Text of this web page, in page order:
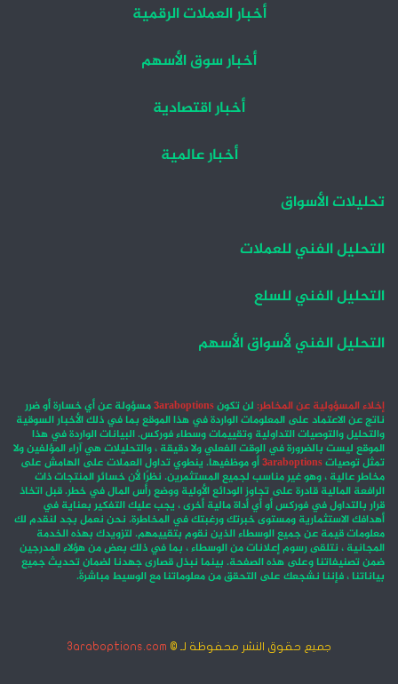
أخبار العملات الرقمية
أخبار سوق الأسهم
أخبار اقتصادية
أخبار عالمية
تحليلات الأسواق
التحليل الفني للعملات
التحليل الفني للسلع
التحليل الفني لأسواق الأسهم
إخلاء المسؤولية عن المخاطر: لن تكون3araboptionsمسؤولة عن أي خسارة أو ضرر
ناتج عن الاعتماد على المعلومات الواردة في هذا الموقع بما في ذلك الأخبار السوقية
والتحليل والتوصيات التداولية وتقييمات وسطاء فوركس. البيانات الواردة في هذا
الموقع ليست بالضرورة في الوقت الفعلي ولا دقيقة ، والتحليلات هي آراء المؤلفين ولا
تمثل توصيات3araboptionsأو موظفيها. ينطوي تداول العملات على الهامش على
مخاطر عالية ، وهو غير مناسب لجميع المستثمرين. نظرًا لأن خسائر المنتجات ذات
الرافعة المالية قادرة على تجاوز الودائع الأولية ووضع رأس المال في خطر. قبل اتخاذ
قرار بالتداول في فوركس أو أي أداة مالية أخرى ، يجب عليك التفكير بعناية في
أهدافك الاستثمارية ومستوى خبرتك ورغبتك في المخاطرة. نحن نعمل بجد لنقدم لك
معلومات قيمة عن جميع الوسطاء الذين نقوم بتقييمهم. لتزويدك بهذه الخدمة
المجانية ، نتلقى رسوم إعلانات من الوسطاء ، بما في ذلك بعض من هؤلاء المدرجين
ضمن تصنيفاتنا وعلى هذه الصفحة. بينما نبذل قصارى جهدنا لضمان تحديث جميع
بياناتنا ، فإننا نشجعك على التحقق من معلوماتنا مع الوسيط مباشرةً.
جميع حقوق النشر محفوظة لـ © 3araboptions.com